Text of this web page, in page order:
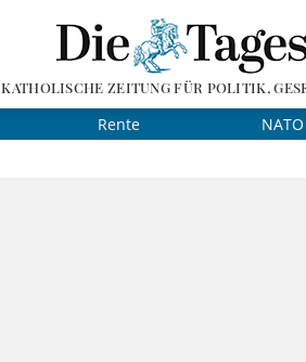
KATHOLISCHE ZEITUNG FÜR POLITIK,
Rente NATO